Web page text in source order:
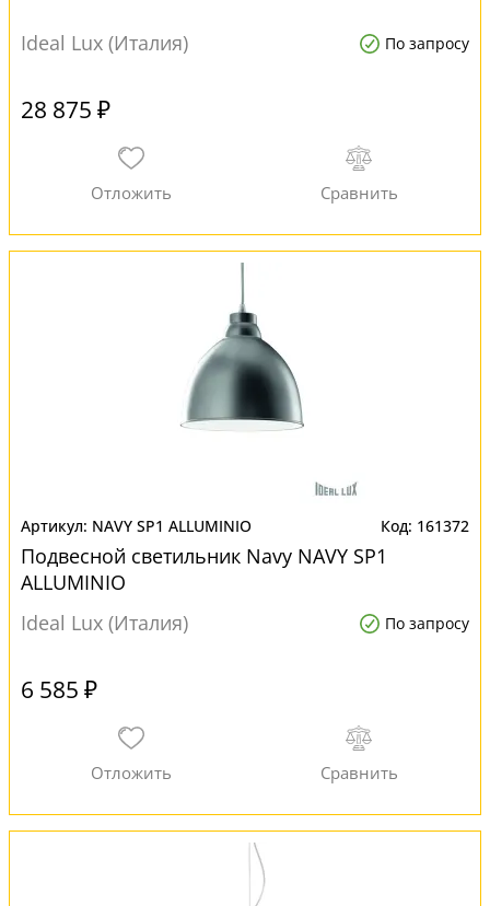
Ideal Lux (Италия) По запросу
28 875 ₽
NAVY SP1 ALLUMINIO 161372
Подвесной светильник Navy NAVY SP1
ALLUMINIO
Ideal Lux (Италия)
По запросу
6 585 ₽